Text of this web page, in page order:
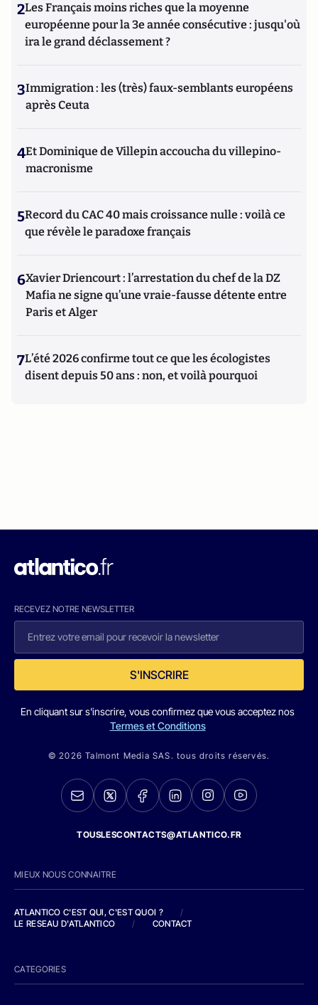
2Les Français moins riches que la moyenne
européenne pour la 3e année consécutive : jusqu'où
ira le grand déclassement ?
3Immigration : les (très) faux-semblants européens
après Ceuta
4Et Dominique de Villepin accoucha du villepino-
macronisme
5Record du CAC 40 mais croissance nulle : voilà ce
que révèle le paradoxe français
6Xavier Driencourt : l’arrestation du chef de la DZ
Mafia ne signe qu’une vraie-fausse détente entre
Paris et Alger
7L’été 2026 confirme tout ce que les écologistes
disent depuis 50 ans : non, et voilà pourquoi
RECEVEZ NOTRE NEWSLETTER
S'INSCRIRE
En cliquant sur s'inscrire, vous confirmez que vous acceptez nos
Termes et Conditions
© 2026 Talmont Media SAS. tous droits réservés.
TOUSLESCONTACTS@ATLANTICO.FR
MIEUX NOUS CONNAITRE
ATLANTICO C'EST QUI, C'EST QUOI ?
/
LE RESEAU D'ATLANTICO
/ CONTACT
CATEGORIES